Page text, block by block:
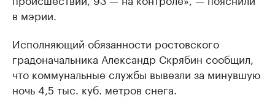
в мэрии.
Исполняющий обязанности ростовского
градоначальника Александр Скрябин сообщил,
что коммунальные службы вывезли за минувшую
ночь 4,5 тыс. куб. метров снега.